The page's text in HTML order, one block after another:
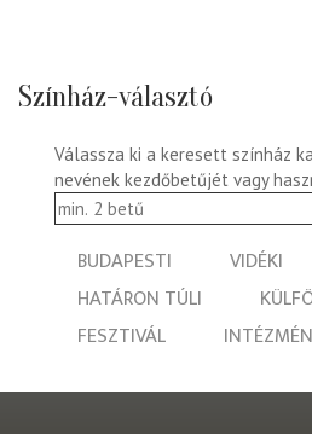
Színház-választó
Válassza ki a keresett színház
nevének kezdőbetűjét vagy
BUDAPESTI VIDÉKI
HATÁRON TÚLI
FESZTIVÁL